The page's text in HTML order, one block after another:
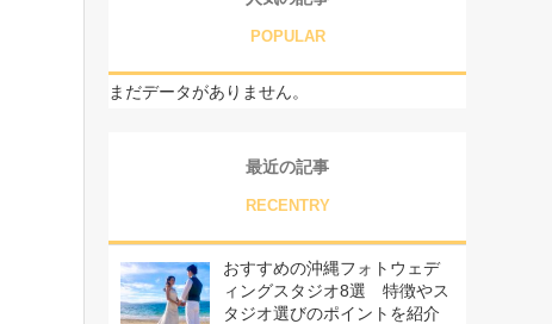
POPULAR
まだデータがありません。
最近の記事
RECENTRY
おすすめの沖縄フォトウェデ
ィングスタジオ8選 特徴やス
タジオ選びのポイントを紹介